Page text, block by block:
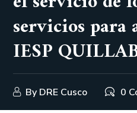
servicios para
IESP
By DRE Cusco 0